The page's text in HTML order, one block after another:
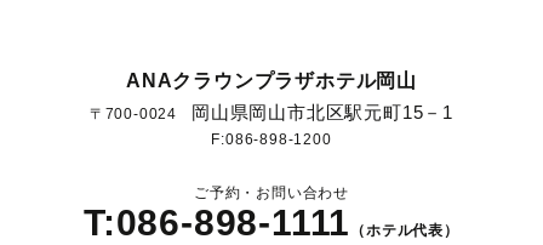
ANAクラウンプラザホテル岡山
〒700-0024 岡山県岡山市北区駅元町15－1
F:086-898-1200
ご予約・お問い合わせ
T:086-898-1111 （ホテル代表）